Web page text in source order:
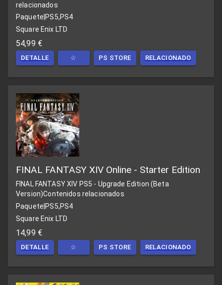
relacionados
Paquete PS5,PS4
Square Enix LTD
54,99 €
DETALLE ☆ PS STORE RELACIONADO
FINAL FANTASY XIV Online - Starter Edition
FINAL FANTASY XIV PS5 - Upgrade Edition (Beta
Version)Contenidos relacionados
Paquete PS5,PS4
Square Enix LTD
14,99 €
DETALLE ☆ PS STORE RELACIONADO